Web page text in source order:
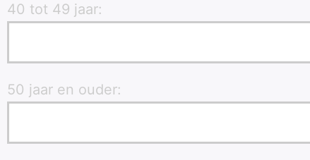
40 tot 49 jaar:
50 jaar en ouder: